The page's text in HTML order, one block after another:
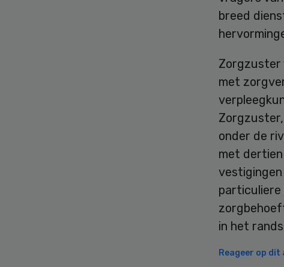
breed
Zorgzuster
met
onder de
met dertien
particuliere
in het
Reageer op dit